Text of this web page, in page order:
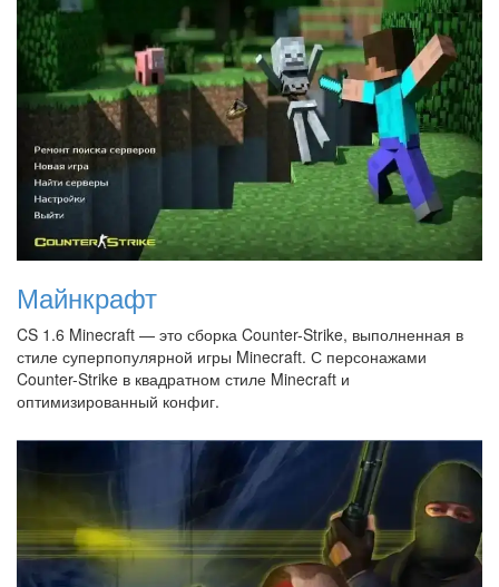
Майнкрафт
CS 1.6 Minecraft — это сборка Counter-Strike, выполненная в
стиле суперпопулярной игры Minecraft. С персонажами
Counter-Strike в квадратном стиле Minecraft и
оптимизированный конфиг.